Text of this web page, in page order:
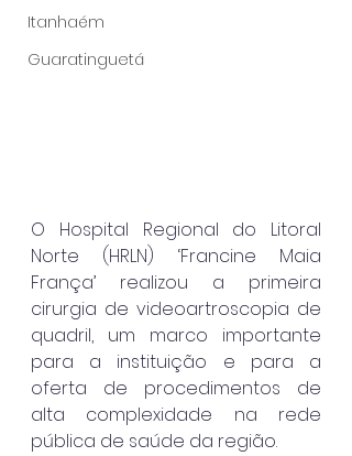
Itanhaém
Guaratinguetá
O Hospital Regional do Litoral
Norte (HRLN) ‘Francine Maia
França’ realizou a primeira
cirurgia de videoartroscopia de
quadril, um marco importante
para a instituição e para a
oferta de procedimentos de
alta complexidade na rede
pública de saúde da região.